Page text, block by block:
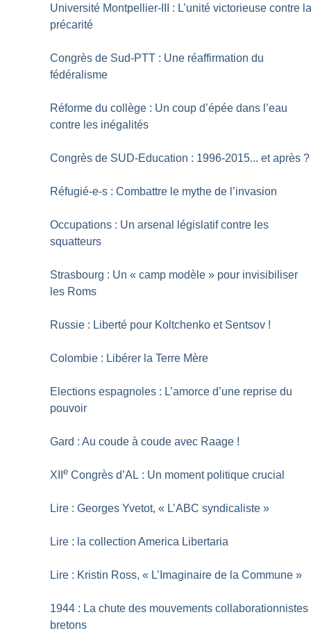
Université Montpellier-III : L’unité victorieuse contre
précarité
Congrès de Sud-PTT : Une réaffirmation du
fédéralisme
Réforme du collège : Un coup d’épée dans l’eau
contre les inégalités
Congrès de SUD-Education : 1996-2015... et après ?
Réfugié-e-s : Combattre le mythe de l’invasion
Occupations : Un arsenal législatif contre les
squatteurs
Strasbourg : Un « camp modèle » pour invisibiliser
les Roms
Russie : Liberté pour Koltchenko et Sentsov !
Colombie : Libérer la Terre Mère
Elections espagnoles : L’amorce d’une reprise du
pouvoir
Gard : Au coude à coude avec Raage !
XIIe Congrès d’AL : Un moment politique crucial
Lire : Georges Yvetot, « L’ABC syndicaliste »
Lire : la collection America Libertaria
Lire : Kristin Ross, « L’Imaginaire de la Commune »
1944 : La chute des mouvements collaborationnistes
bretons